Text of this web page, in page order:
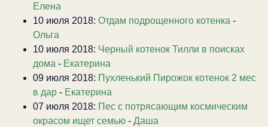
Елена
10 июля 2018: Отдам подрощенного котенка -
Ольга
10 июля 2018: Черный котенок Тилли в поисках
дома - Екатерина
09 июля 2018: Пухленький Пирожок котенок 2 мес
в дар - Екатерина
07 июля 2018: Пес с потрясающим космическим
окрасом ищет семью - Даша